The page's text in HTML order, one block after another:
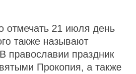
отмечать 21 июля день
также называют
православии праздник
Прокопия, а также